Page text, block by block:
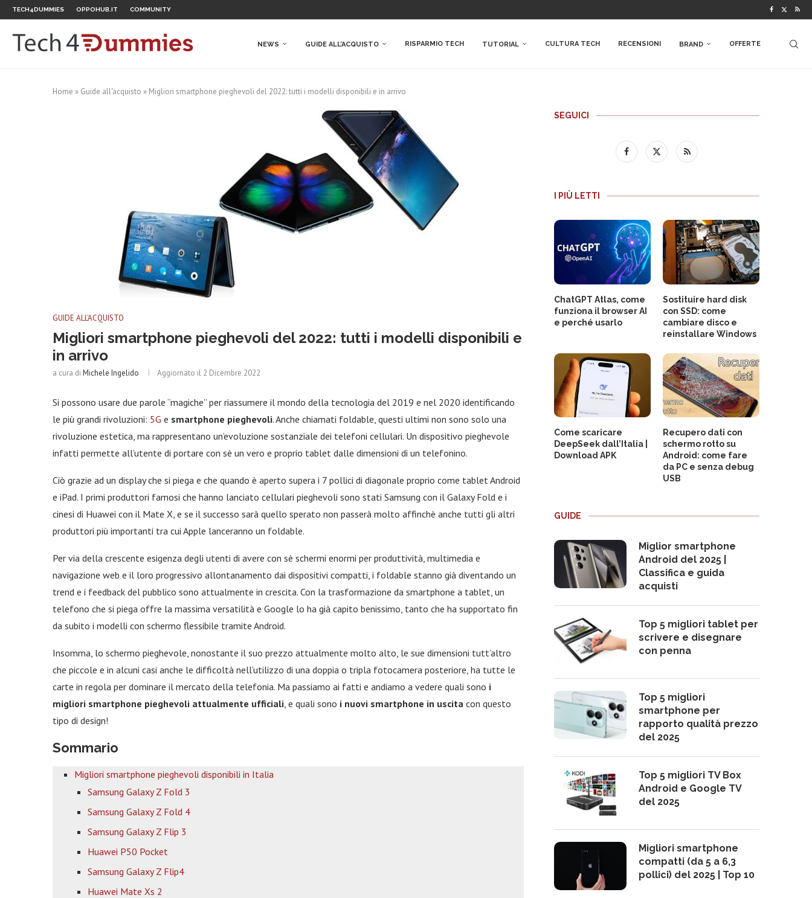
TECH4DUMMIES OPPOHUB.IT COMMUNITY
NEWS GUIDE ALL’ACQUISTO RISPARMIO TECH TUTORIAL CULTURA TECH RECENSIONI BRAND OFFERTE
Home » Guide all'acquisto » Migliori smartphone pieghevoli del 2022: tutti i modelli disponibili e in arrivo
GUIDE ALL'ACQUISTO
Migliori smartphone pieghevoli del 2022: tutti i modelli disponibili e
in arrivo
a cura di Michele Ingelido Aggiornato il 2 Dicembre 2022
Si possono usare due parole “magiche” per riassumere il mondo della tecnologia del 2019 e nel 2020 identificando
le più grandi rivoluzioni: 5G e smartphone pieghevoli. Anche chiamati foldable, questi ultimi non sono solo una
rivoluzione estetica, ma rappresentano un’evoluzione sostanziale dei telefoni cellulari. Un dispositivo pieghevole
infatti permette all’utente di portare con sè un vero e proprio tablet dalle dimensioni di un telefonino.
Ciò grazie ad un display che si piega e che quando è aperto supera i 7 pollici di diagonale proprio come tablet Android
e iPad. I primi produttori famosi che hanno lanciato cellulari pieghevoli sono stati Samsung con il Galaxy Fold e i
cinesi di Huawei con il Mate X, e se il successo sarà quello sperato non passerà molto affinchè anche tutti gli altri
produttori più importanti tra cui Apple lanceranno un foldable.
Per via della crescente esigenza degli utenti di avere con sè schermi enormi per produttività, multimedia e
navigazione web e il loro progressivo allontanamento dai dispositivi compatti, i foldable stanno già diventando un
trend e i feedback del pubblico sono attualmente in crescita. Con la trasformazione da smartphone a tablet, un
telefono che si piega offre la massima versatilità e Google lo ha già capito benissimo, tanto che ha supportato fin
da subito i modelli con schermo flessibile tramite Android.
Insomma, lo schermo pieghevole, nonostante il suo prezzo attualmente molto alto, le sue dimensioni tutt’altro
che piccole e in alcuni casi anche le difficoltà nell’utilizzo di una doppia o tripla fotocamera posteriore, ha tutte le
carte in regola per dominare il mercato della telefonia. Ma passiamo ai fatti e andiamo a vedere quali sono i
migliori smartphone pieghevoli attualmente ufficiali, e quali sono i nuovi smartphone in uscita con questo
tipo di design!
Sommario
Migliori smartphone pieghevoli disponibili in Italia
Samsung Galaxy Z Fold 3
Samsung Galaxy Z Fold 4
Samsung Galaxy Z Flip 3
Huawei P50 Pocket
Samsung Galaxy Z Flip4
Huawei Mate Xs 2
SEGUICI
I PIÙ LETTI
ChatGPT Atlas, come
funziona il browser AI
e perché usarlo
Sostituire hard disk
con SSD: come
cambiare disco e
reinstallare Windows
Come scaricare
DeepSeek dall’Italia |
Download APK
Recupero dati con
schermo rotto su
Android: come fare
da PC e senza debug
USB
GUIDE
Miglior smartphone
Android del 2025 |
Classifica e guida
acquisti
Top 5 migliori tablet per
scrivere e disegnare
con penna
Top 5 migliori
smartphone per
rapporto qualità prezzo
del 2025
Top 5 migliori TV Box
Android e Google TV
del 2025
Migliori smartphone
compatti (da 5 a 6,3
pollici) del 2025 | Top 10